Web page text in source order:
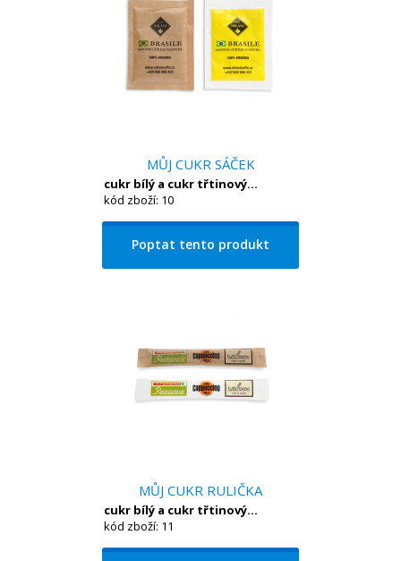
MŮJ CUKR SÁČEK
cukr bílý a cukr třtinový...
kód zboží: 10
Poptat tento produkt
MŮJ CUKR RULIČKA
cukr bílý a cukr třtinový...
kód zboží: 11